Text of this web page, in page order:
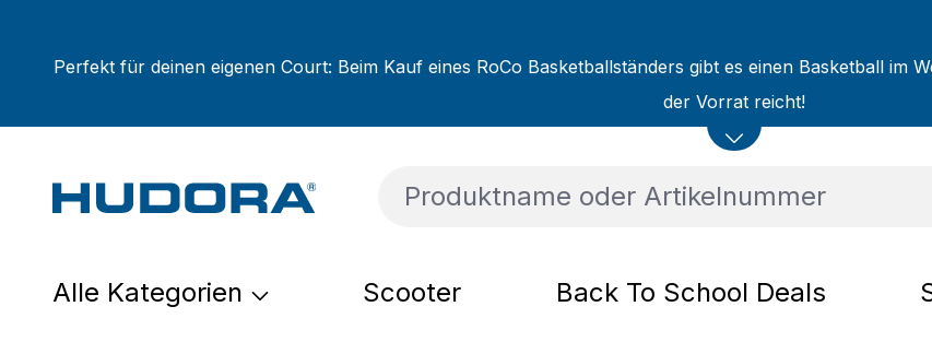
Perfekt für deinen eigenen Court: Beim Kauf eines RoCo Basketballständers gibt es einen Basketball im
der Vorrat reicht!
Alle Kategorien Scooter Back To School Deals